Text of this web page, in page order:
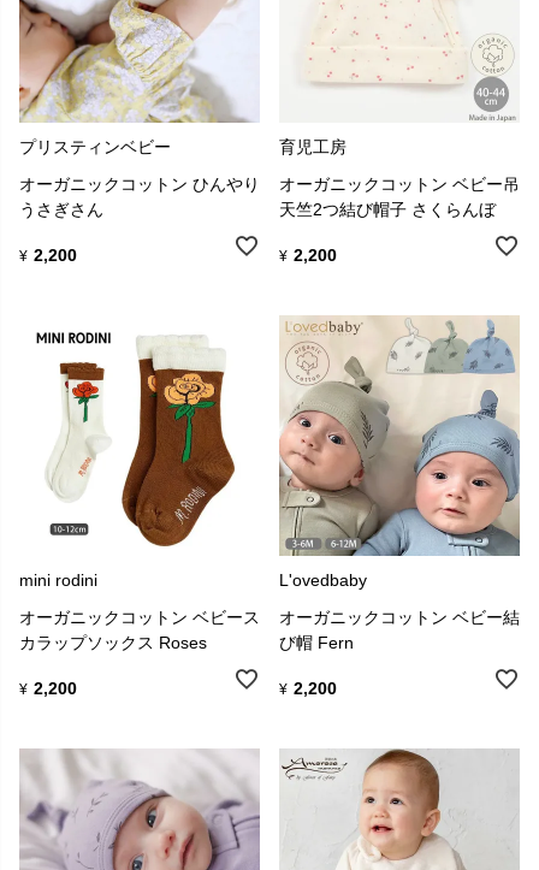
プリスティンベビー
オーガニックコットン ひんやり
うさぎさん
¥ 2,200
育児工房
オーガニックコットン ベビー吊
天竺2つ結び帽子 さくらんぼ
¥ 2,200
mini rodini
オーガニックコットン ベビース
カラップソックス Roses
¥ 2,200
L'ovedbaby
オーガニックコットン ベビー結
び帽 Fern
¥ 2,200